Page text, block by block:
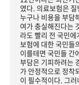
였다. 의료보험은
누구나 비용을 부담
여가 충실해진다는
라도 빨리 전 국민
보험에 대한 국민들
이를테면 국민들 간
부담은 기피하려는
가 안정적으로 정착
이 필수적이다. 그